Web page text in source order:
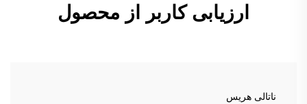
ارزیابی کاربر از محصول
ناتالی هریس